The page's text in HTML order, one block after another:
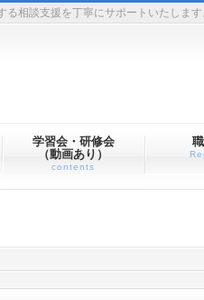
相談支援を丁寧にサポートいたします
学習会・研修会
（動画あり）
contents